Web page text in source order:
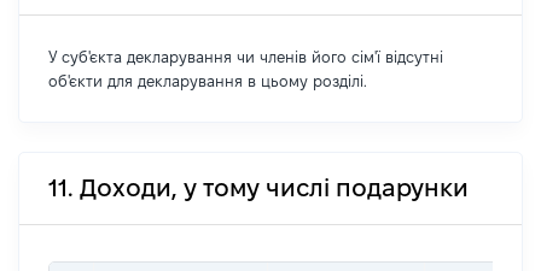
У суб'єкта декларування чи членів його сім'ї відсутні
об'єкти для декларування в цьому розділі.
11. Доходи, у тому числі подарунки